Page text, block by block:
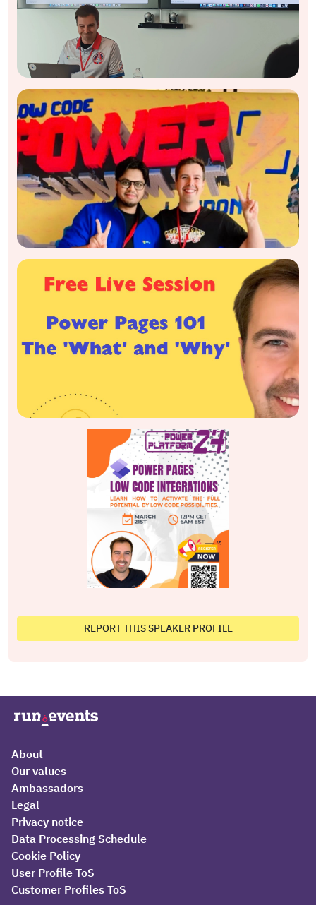
REPORT THIS SPEAKER PROFILE
About
Our values
Ambassadors
Legal
Privacy notice
Data Processing Schedule
Cookie Policy
User Profile ToS
Customer Profiles ToS